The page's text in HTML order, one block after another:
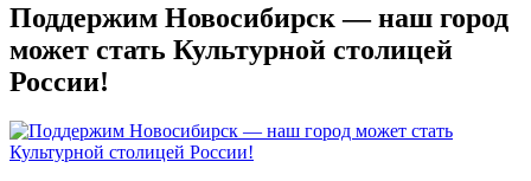
Поддержим Новосибирск — наш город
может стать Культурной столицей
России!